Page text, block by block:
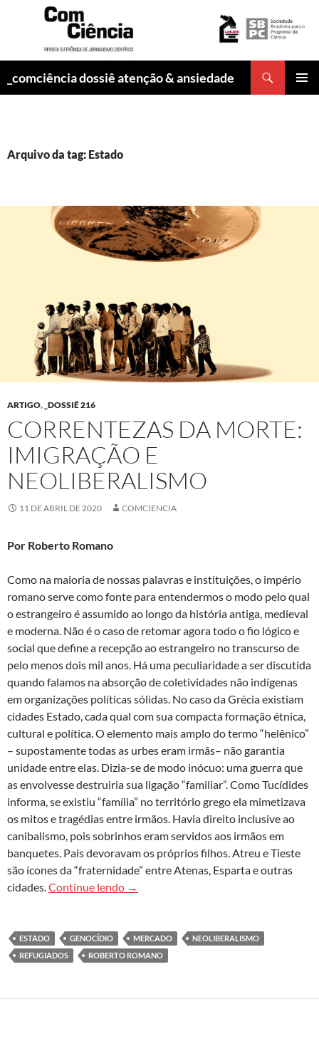
_comciência dossiê atenção & ansiedade
Arquivo da tag: Estado
ARTIGO, _DOSSIÊ 216
CORRENTEZAS DA MORTE:
IMIGRAÇÃO E
NEOLIBERALISMO
11 DE ABRIL DE 2020 COMCIENCIA
Por Roberto Romano
Como na maioria de nossas palavras e instituições, o império
romano serve como fonte para entendermos o modo pelo qual
o estrangeiro é assumido ao longo da história antiga, medieval
e moderna. Não é o caso de retomar agora todo o fio lógico e
social que define a recepção ao estrangeiro no transcurso de
pelo menos dois mil anos. Há uma peculiaridade a ser discutida
quando falamos na absorção de coletividades não indígenas
em organizações políticas sólidas. No caso da Grécia existiam
cidades Estado, cada qual com sua compacta formação étnica,
cultural e política. O elemento mais amplo do termo “helênico”
– supostamente todas as urbes eram irmãs– não garantia
unidade entre elas. Dizia-se de modo inócuo: uma guerra que
as envolvesse destruiria sua ligação “familiar”. Como Tucídides
informa, se existiu “família” no território grego ela mimetizava
os mitos e tragédias entre irmãos. Havia direito inclusive ao
canibalismo, pois sobrinhos eram servidos aos irmãos em
banquetes. Pais devoravam os próprios filhos. Atreu e Tieste
são ícones da “fraternidade” entre Atenas, Esparta e outras
cidades.Continue lendo Correntezas da morte: imigração e
→
ESTADO GENOCÍDIO MERCADO
NEOLIBERALISMO
REFUGIADOS
ROBERTO ROMANO